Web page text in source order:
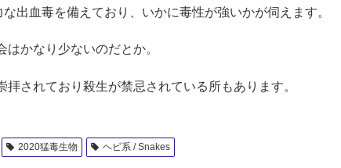
出血毒を備えており、いかに毒性が強いかが伺えます。
かなり少ないのだとか。
されており殺生が禁忌されている所もあります。
2020猛毒生物 ヘビ系 / Snakes